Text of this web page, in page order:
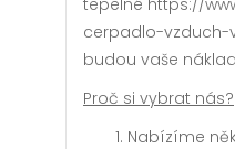
cerpadlo-vzduch-
budou vaše
Proč si vybrat nás?
Nabízíme